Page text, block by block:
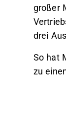
großer
drei
So hat
zu